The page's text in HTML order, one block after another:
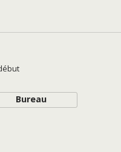
Bureau